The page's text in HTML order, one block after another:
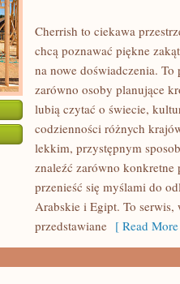
Cherrish to ciekawa
chcą poznawać piękne
na nowe doświadczenia.
zarówno osoby planujące
lubią czytać o świecie,
codzienności różnych
lekkim, przystępnym
znaleźć zarówno konkretne
przenieść się myślami do
Arabskie i Egipt. To
przedstawiane [ Read